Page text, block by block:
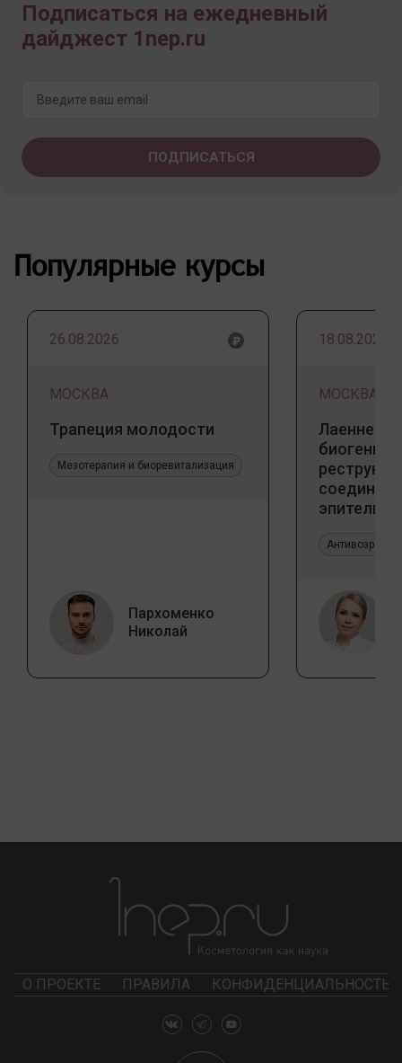
Подписаться на ежедневный
дайджест 1nep.ru
Популярные курсы
26.08.2026
МОСКВА
Трапеция молодости
Мезотерапия и биоревитализация
Пархоменко
Николай
18.08.2026
МОСКВА
Лаеннек
биогенный
О ПРОЕКТЕ ПРАВИЛА КОНФИДЕНЦИАЛЬНОСТЬ